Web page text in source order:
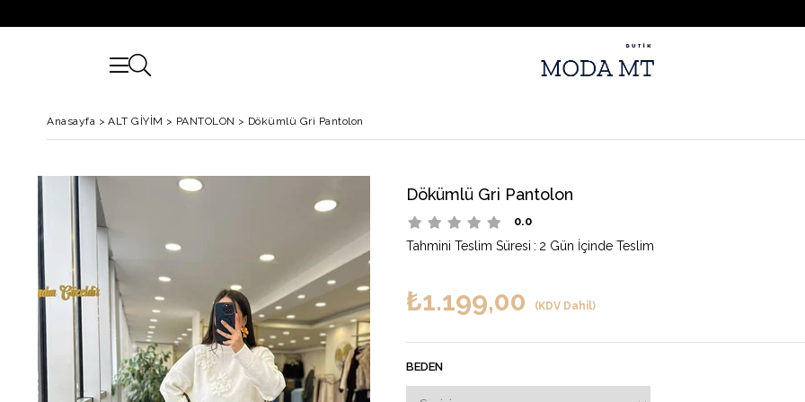
Anasayfa > ALT GİYİM > PANTOLON > Dökümlü Gri Pantolon
Dökümlü Gri Pantolon
0.0
Tahmini Teslim Süresi : 2 Gün İçinde Teslim
₺1.199,00 (KDV Dahil)
BEDEN